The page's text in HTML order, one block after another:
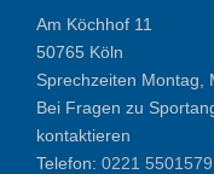
Am Köchhof 11
50765 Köln
Sprechzeiten Montag,
Bei Fragen zu
kontaktieren
Telefon: 0221 5501579